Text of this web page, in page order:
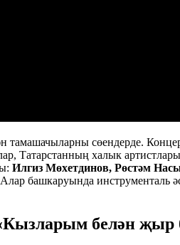
сөендерде.
Татарстанның халык
Илгиз Мөхетдинов, Рөстәм
башкаруында
белән җыр